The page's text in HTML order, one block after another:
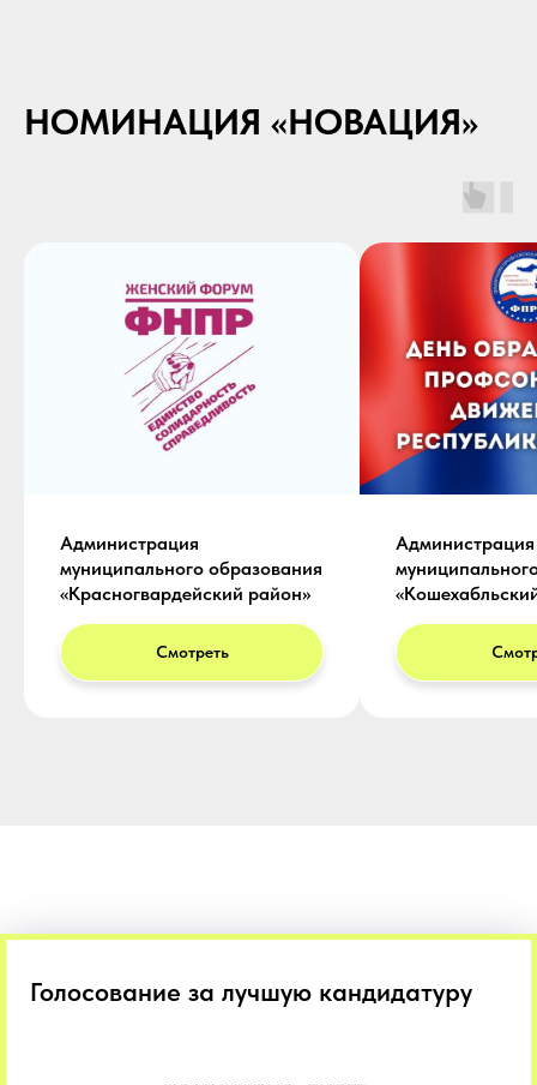
НОМИНАЦИЯ «НОВАЦИЯ»
Администрация
муниципального образования
«Красногвардейский район»
Смотреть
Администрация
Голосование за лучшую кандидатуру